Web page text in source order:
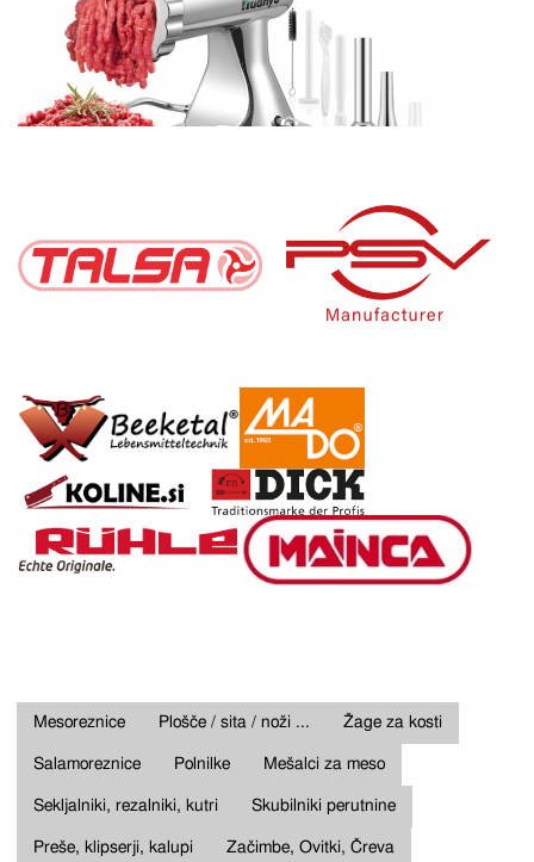
Mesoreznice Plošče / sita / noži ... Žage za kosti
Salamoreznice Polnilke Mešalci za meso
Sekljalniki, rezalniki, kutri Skubilniki perutnine
Preše, klipserji, kalupi Začimbe, Ovitki, Čreva